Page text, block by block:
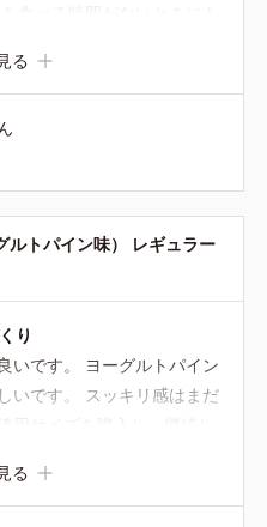
食べる時間がないときにも
る
ルトパイン味） レギュラー
り
いです。 ヨーグルトパイン
いです。 スッキリ感はまだ
る